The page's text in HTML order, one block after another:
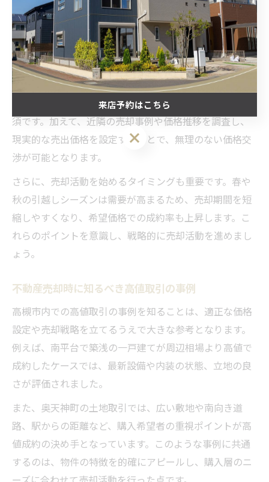
物件の状態・市場動向の3点に注目する必要があります。
まず、南平台や奥天神町のような高級住宅地では、土地
の広さや周辺環境、治安など資産価値を左右する要素が
高値成約に直結します。
次に、物件のリフォーム状況や管理状態も価格に影響を
与えるため、売却前のメンテナンスやクリーニングは必
須です。加えて、近隣の売却事例や価格推移を調査し、
現実的な売出価格を設定することで、無理のない価格交
渉が可能となります。
さらに、売却活動を始めるタイミングも重要です。春や
秋の引越しシーズンは需要が高まるため、売却期間を短
縮しやすくなり、希望価格での成約率も上昇します。こ
れらのポイントを意識し、戦略的に売却活動を進めまし
ょう。
不動産売却時に知るべき高値取引の事例
高槻市内での高値取引の事例を知ることは、適正な価格
設定や売却戦略を立てるうえで大きな参考となります。
例えば、南平台で築浅の一戸建てが周辺相場より高値で
成約したケースでは、最新設備や内装の状態、立地の良
さが評価されました。
また、奥天神町の土地取引では、広い敷地や南向き道
路、駅からの距離など、購入希望者の重視ポイントが高
値成約の決め手となっています。このような事例に共通
するのは、物件の特徴を的確にアピールし、購入層のニ
来店予約はこちら
来店予約はこちら